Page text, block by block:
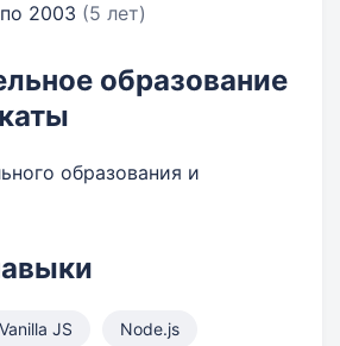
2003 (5 лет)
образование
образования и
Vanilla JS Node.js